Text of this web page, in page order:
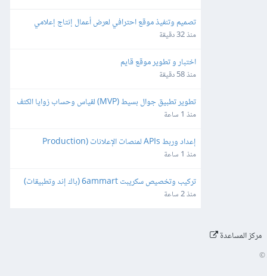
تصميم وتنفيذ موقع احترافي لعرض أعمال إنتاج إعلامي
منذ 32 دقيقة
اختبار و تطوير موقع قايم
منذ 58 دقيقة
تطوير تطبيق جوال بسيط (MVP) لقياس وحساب زوايا الكتف
منذ 1 ساعة
Ready)
منذ 1 ساعة
ورفعه على السيرفر والمتجر
منذ 2 ساعة
مركز المساعدة
©